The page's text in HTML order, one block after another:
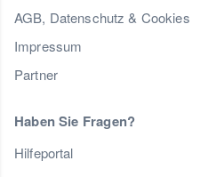
AGB, Datenschutz & Cookies
Impressum
Partner
Haben Sie Fragen?
Hilfeportal